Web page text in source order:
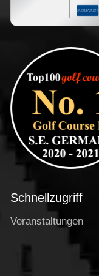
Schnellzugriff
Veranstaltungen